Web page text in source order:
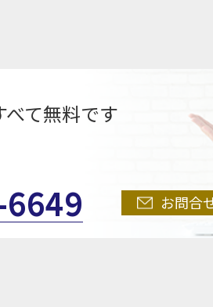
て無料です
お問合